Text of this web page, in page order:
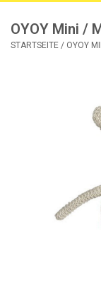
SALE
OYOY Mini /
STARTSEITE / OYOY